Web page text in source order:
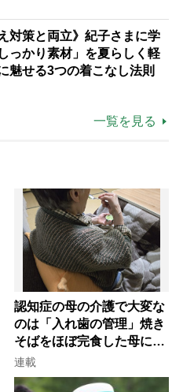
え対策と両立》紀子さまに学
っかり素材」を夏らしく軽
魅せる3つの着こなし法則
一覧を見る
認知症の母の介護で大変な
のは「入れ歯の管理」焼き
そばをほぼ完食した母に息
子が血の気が引いた理由
連載